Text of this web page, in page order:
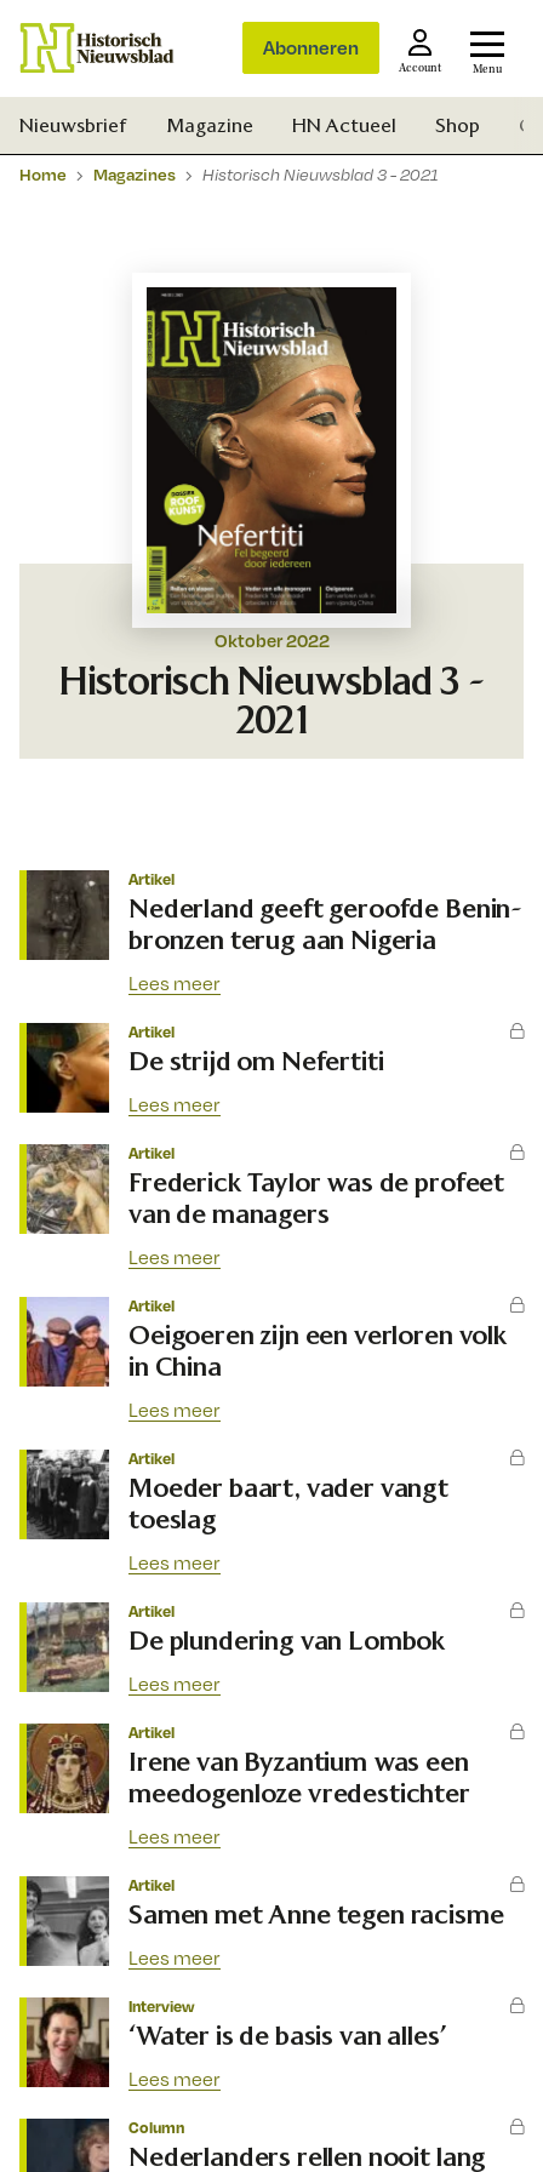
Abonneren
Account Menu
Nieuwsbrief Magazine HN Actueel Shop
Home Magazines Historisch Nieuwsblad 3 - 2021
Oktober 2022
Historisch Nieuwsblad 3 -
2021
Artikel
Nederland geeft geroofde Benin-
bronzen terug aan Nigeria
Lees meer
Artikel
De strijd om Nefertiti
Lees meer
Artikel
Frederick Taylor was de profeet
van de managers
Lees meer
Artikel
Oeigoeren zijn een verloren volk
in China
Lees meer
Artikel
Moeder baart, vader vangt
toeslag
Lees meer
Artikel
De plundering van Lombok
Lees meer
Artikel
Irene van Byzantium was een
meedogenloze vredestichter
Lees meer
Artikel
Samen met Anne tegen racisme
Lees meer
Interview
‘Water is de basis van alles’
Lees meer
Column
Nederlanders rellen nooit lang